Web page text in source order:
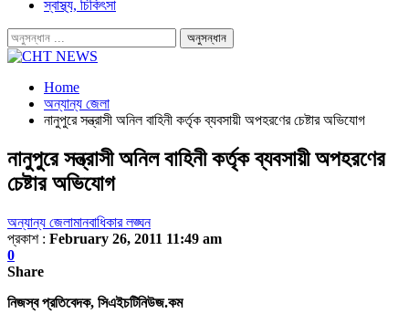
স্বাস্থ্য, চিকিৎসা
Home
অন্যান্য জেলা
নানুপুরে সন্ত্রাসী অনিল বাহিনী কর্তৃক ব্যবসায়ী অপহরণের চেষ্টার অভিযোগ
নানুপুরে সন্ত্রাসী অনিল বাহিনী কর্তৃক ব্যবসায়ী অপহরণের
চেষ্টার অভিযোগ
অন্যান্য জেলামানবাধিকার লঙ্ঘন
প্রকাশ : February 26, 2011 11:49 am
0
Share
নিজস্ব প্রতিবেদক, সিএইচটিনিউজ.কম